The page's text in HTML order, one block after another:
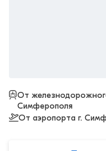
От
Симферополя
От аэропорта г.